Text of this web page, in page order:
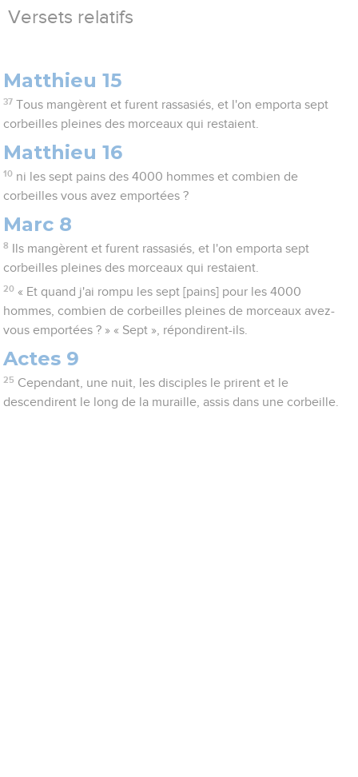
Versets relatifs
Matthieu 15
37 Tous mangèrent et furent rassasiés, et l'on emporta sept
corbeilles pleines des morceaux qui restaient.
Matthieu 16
10 ni les sept pains des 4000 hommes et combien de
corbeilles vous avez emportées ?
Marc 8
8
Ils mangèrent et furent rassasiés, et l'on emporta sept
corbeilles pleines des morceaux qui restaient.
20 « Et quand j'ai rompu les sept [pains] pour les 4000
hommes, combien de corbeilles pleines de morceaux avez-
vous emportées ? » « Sept », répondirent-ils.
Actes 9
25 Cependant, une nuit, les disciples le prirent et le
descendirent le long de la muraille, assis dans une corbeille.